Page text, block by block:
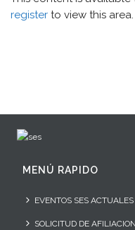
register to view this area.
MENÚ RAPIDO
EVENTOS SES ACTUALES
SOLICITUD DE AFILIACION